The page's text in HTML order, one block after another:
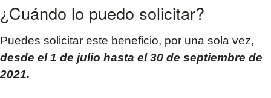
¿Cuándo lo puedo solicitar?
Puedes solicitar este beneficio, por una sola vez,
desde el 1 de julio hasta el 30 de septiembre de
2021.